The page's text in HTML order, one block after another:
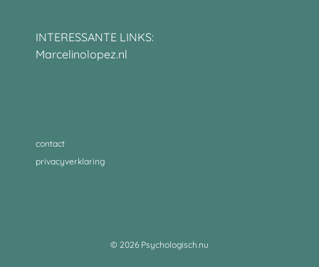
INTERESSANTE LINKS:
Marcelinolopez.nl
contact
privacyverklaring
© 2026 Psychologisch.nu